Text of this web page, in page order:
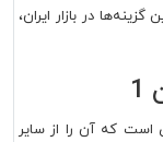
در بازار ایران،
فردی است که آن را از سایر